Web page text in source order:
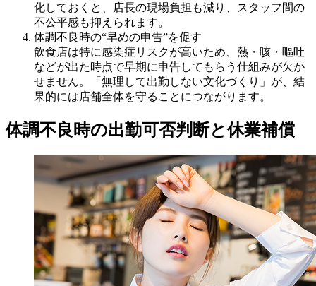
化しておくと、店長の現場負担も減り、スタッフ間の
不公平感も抑えられます。
体調不良時の“早めの申告”を促す
飲食店は特に感染症リスクが高いため、熱・咳・嘔吐
などが出た時点で早期に申告してもらう仕組みが欠か
せません。「無理して出勤しない文化づくり」が、結
果的には店舗全体を守ることにつながります。
体調不良時の出勤可否判断と休業補償